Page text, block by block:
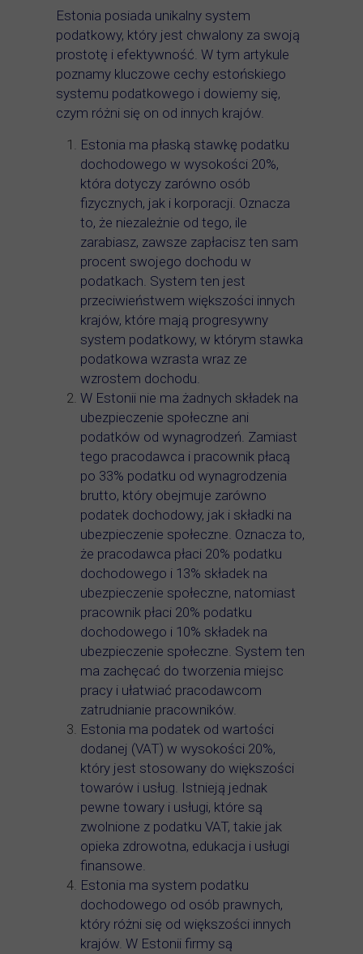
Estonia posiada unikalny system
podatkowy, który jest chwalony za swoją
prostotę i efektywność. W tym artykule
poznamy kluczowe cechy estońskiego
systemu podatkowego i dowiemy się,
czym różni się on od innych krajów.
Estonia ma płaską stawkę podatku
dochodowego w wysokości 20%,
która dotyczy zarówno osób
fizycznych, jak i korporacji. Oznacza
to, że niezależnie od tego, ile
zarabiasz, zawsze zapłacisz ten sam
procent swojego dochodu w
podatkach. System ten jest
przeciwieństwem większości innych
krajów, które mają progresywny
system podatkowy, w którym stawka
podatkowa wzrasta wraz ze
wzrostem dochodu.
W Estonii nie ma żadnych składek na
ubezpieczenie społeczne ani
podatków od wynagrodzeń. Zamiast
tego pracodawca i pracownik płacą
po 33% podatku od wynagrodzenia
brutto, który obejmuje zarówno
podatek dochodowy, jak i składki na
ubezpieczenie społeczne. Oznacza to,
że pracodawca płaci 20% podatku
dochodowego i 13% składek na
ubezpieczenie społeczne, natomiast
pracownik płaci 20% podatku
dochodowego i 10% składek na
ubezpieczenie społeczne. System ten
ma zachęcać do tworzenia miejsc
pracy i ułatwiać pracodawcom
zatrudnianie pracowników.
Estonia ma podatek od wartości
dodanej (VAT) w wysokości 20%,
który jest stosowany do większości
towarów i usług. Istnieją jednak
pewne towary i usługi, które są
zwolnione z podatku VAT, takie jak
opieka zdrowotna, edukacja i usługi
finansowe.
Estonia ma system podatku
dochodowego od osób prawnych,
który różni się od większości innych
krajów. W Estonii firmy są